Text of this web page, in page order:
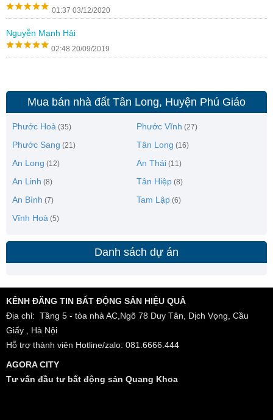
01:37 03/12/2020
Nguyễn Mạnh Hải
02:48 20/09/2019
Mua bán nhà đất Tân Long, Huyện Phú Giáo
Phước Hoà (35) Phước Vĩnh (27)
Phước Sang (21) Tân Long (16)
An Long (12) An Thái (11)
An Linh (8) Tân Hiệp (8)
An Bình (7) Tam Lập (6)
Vĩnh Hoà (5)
Danh sách dự án
KÊNH ĐĂNG TIN BẤT ĐỘNG SẢN HIỆU QUẢ
Địa chỉ: Tầng 5 - tòa nhà AC,Ngõ 78 Duy Tân, Dịch Vọng, Cầu
Giấy , Hà Nội
Hỗ trợ thành viên Hotline/zalo: 081.6666.444
AGORA CITY
Tư vấn đầu tư bất động sản Quang Khoa